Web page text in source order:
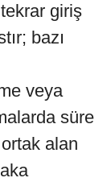
giriş
bazı
veya
süre
alan